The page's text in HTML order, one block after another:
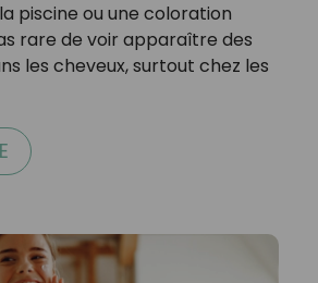
piscine ou une coloration
rare de voir apparaître des
les cheveux, surtout chez les